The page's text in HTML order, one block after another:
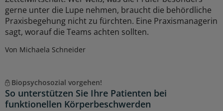
gerne unter die Lupe nehmen, braucht die behördliche
Praxisbegehung nicht zu fürchten. Eine Praxismanagerin
sagt, worauf die Teams achten sollten.
Von Michaela Schneider
Biopsychosozial vorgehen!
So unterstützen Sie Ihre Patienten bei
funktionellen Körperbeschwerden